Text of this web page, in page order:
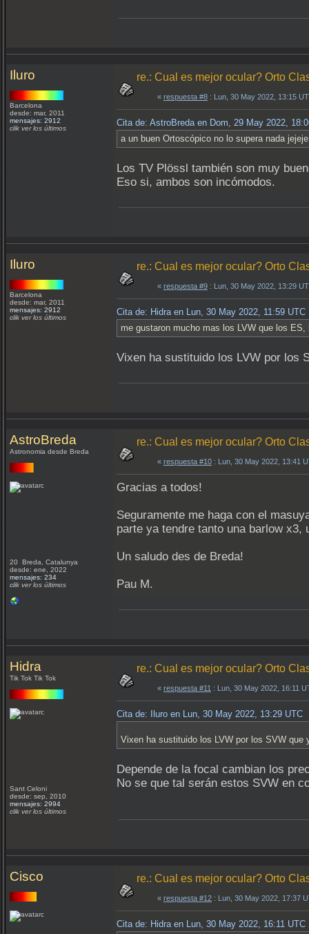
Iluro
Barcelona
desde: mar, 2011
mensajes: 2912
clik ver los últimos
re.: Cual es mejor ocular? Orto
« respuesta #8 : Lun, 30 May 2022, 13:15
Cita de: AstroBreda en Dom, 29 May 2022,
a un buen Ortoscópico no lo supera nada jejeje
Los TV Plössl también son muy
Eso si, ambos son incómodos.
Iluro
Barcelona
desde: mar, 2011
mensajes: 2912
clik ver los últimos
re.: Cual es mejor ocular? Orto
« respuesta #9 : Lun, 30 May 2022, 13:29
Cita de: Hidra en Lun, 30 May 2022, 11:59 UTC
me gustaron mucho mas los LVW que los ES,
Vixen ha sustituido los LVW por los
AstroBreda
Astronomia desde Breda
20 Breda, Catalunya
desde: ene, 2022
mensajes: 234
clik ver los últimos
re.: Cual es mejor ocular? Orto
« respuesta #10 : Lun, 30 May 2022, 13:41
Gracias a todos!
Seguramente me haga con el
parte ya tendre tanto una barlow
Un saludo des de Breda!
Pau M.
Hidra
Tik Tok Tik Tok
Sant Celoni
desde: sep, 2010
mensajes: 2994
clik ver los últimos
re.: Cual es mejor ocular? Orto
« respuesta #11 : Lun, 30 May 2022, 16:11
Cita de: Iluro en Lun, 30 May 2022, 13:29 UTC
Vixen ha sustituido los LVW por los SVW que
Depende de la focal cambian los
No se que tal serán estos SVW en
Cisco re.: Cual es mejor ocular? Orto
« respuesta #12 : Lun, 30 May 2022, 17:37
Cita de: Hidra en Lun, 30 May 2022, 16:11 UTC